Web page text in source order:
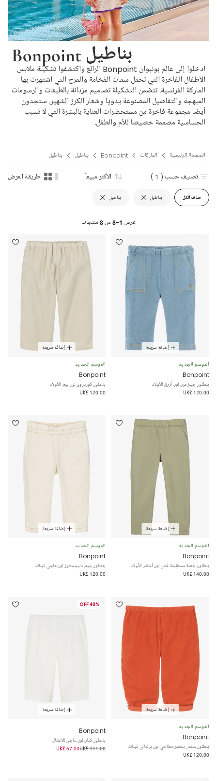
Bonpoint بناطيل
ادخلوا إلى عالم بونبوان Bonpoint الرائع واكتشفوا تشكيلة ملابس
الأطفال الفاخرة التي تحمل سمات الفخامة والمرح التي اشتهرت بها
الماركة الفرنسية. تتضمن التشكيلة تصاميم مزدانة بالطبعات والرسومات
المبهجة والتفاصيل المصنوعة يدويا وشعار الكرز الشهير. ستجدون
أيضا مجموعة فاخرة من مستحضرات العناية بالبشرة التي لا تسبب
الحساسية مصممة خصيصا للأم والطفل.
الصفحة الرئيسية الماركات Bonpoint بناطيل بناطيل
حذف الكل بناطيل بناطيل
تصنيف حسب ( 1 ) الأكثر مبيعاً طريقة العرض
عرض 1-8 من 8 منتجات
إضافة سريعة
الموسم الجديد
Bonpoint
بنطلون جينز مرن لون أزرق للأولاد
UK£ 120.00
إضافة سريعة
الموسم الجديد
Bonpoint
بنطلون كوردروي لون بيج للأولاد
UK£ 120.00
إضافة سريعة
الموسم الجديد
Bonpoint
بنطلون بقصة مستقيمة قطن لون أخضر للأولاد
UK£ 140.00
إضافة سريعة
الموسم الجديد
Bonpoint
بنطلون جينز دنيم مطرز لون عاجي للبنات
UK£ 120.00
إضافة سريعة
الموسم الجديد
Bonpoint
بنطلون مخمل بخصر مطاطي لون برتقالي للبنات
UK£ 120.00
40% OFF
إضافة سريعة
Bonpoint
بنطلون كتان لون عاجي للأطفال
UK£ 111.00
UK£ 67.00